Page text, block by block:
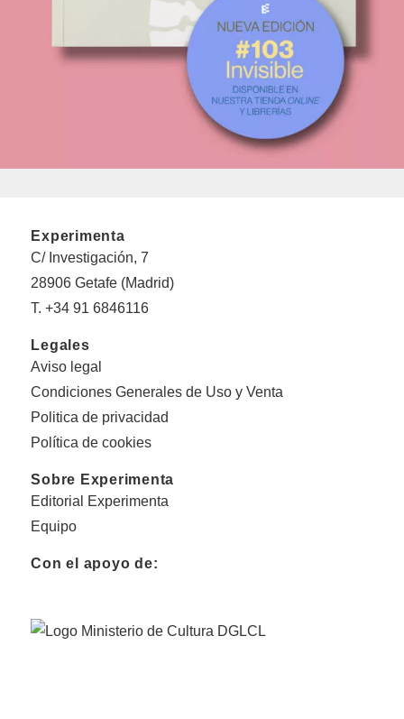
Experimenta
C/ Investigación, 7
28906 Getafe (Madrid)
T. +34 91 6846116
Legales
Aviso legal
Condiciones Generales de Uso y Venta
Politica de privacidad
Política de cookies
Sobre Experimenta
Editorial Experimenta
Equipo
Con el apoyo de: